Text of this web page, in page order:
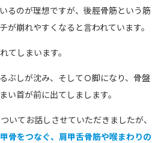
るのが理想ですが、後脛骨筋という筋
が崩れやすくなると言われています。
てしまいます。
ぶしが沈み、そしてＯ脚になり、骨盤
い首が前に出てしまします。
いてお話しさせていただきましたが、
骨をつなぐ、肩甲舌骨筋や喉まわりの